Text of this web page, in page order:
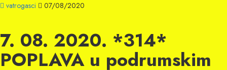
vatrogasci 07/08/2020
7. 08. 2020. *314*
POPLAVA u podrumskim